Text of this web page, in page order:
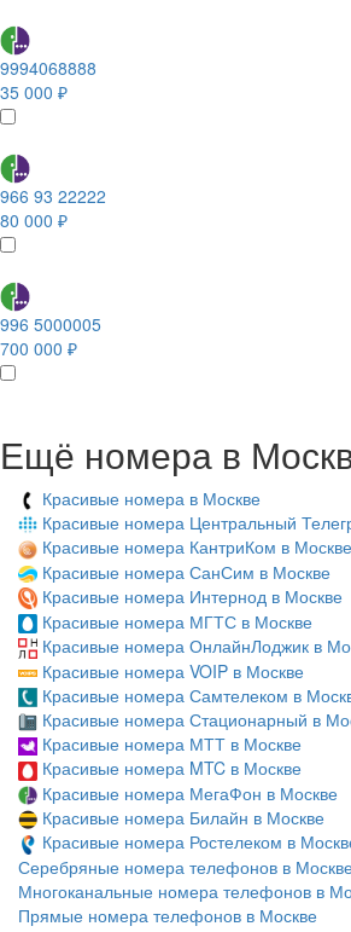
9994068888
35 000 ₽
966 93 22222
80 000 ₽
996 5000005
700 000 ₽
Ещё номера в
Красивые номера в Москве
Красивые номера Центральный
Красивые номера КантриКом в Москве
Красивые номера СанСим в Москве
Красивые номера Интернод в Москве
Красивые номера МГТС в Москве
Красивые номера ОнлайнЛоджик в
Красивые номера VOIP в Москве
Красивые номера Самтелеком в
Красивые номера Стационарный в
Красивые номера МТТ в Москве
Красивые номера MTC в Москве
Красивые номера МегаФон в Москве
Красивые номера Билайн в Москве
Красивые номера Ростелеком в
Серебряные номера телефонов в
Многоканальные номера телефонов в
Прямые номера телефонов в Москве